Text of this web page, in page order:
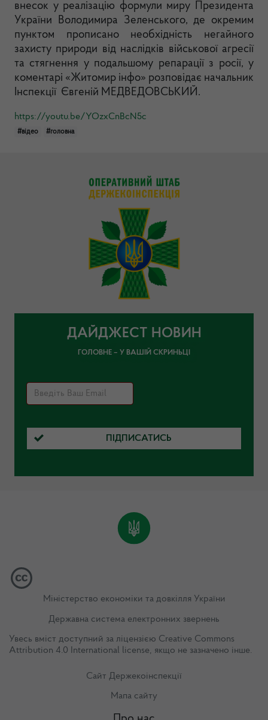
внесок у реалізацію формули миру Президента
України Володимира Зеленського, де окремим
пунктом прописано необхідність негайного
захисту природи від наслідків військової агресії
та стягнення у подальшому репарації з росії, у
коментарі «Житомир інфо» розповідає начальник
Інспекції Євгеній МЕДВЕДОВСЬКИЙ.
https://youtu.be/YOzxCnBcN5c
#відео #головна
ДАЙДЖЕСТ НОВИН
ГОЛОВНЕ – У ВАШІЙ СКРИНЬЦІ
ПІДПИСАТИСЬ
Міністерство економіки та довкілля України
Державна система електронних звернень
Увесь вміст доступний за ліцензією Creative Commons
Attribution 4.0 International license, якщо не зазначено інше.
Сайт Держекоінспекції
Мапа сайту